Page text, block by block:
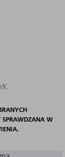
K
SPRAWDZANA W